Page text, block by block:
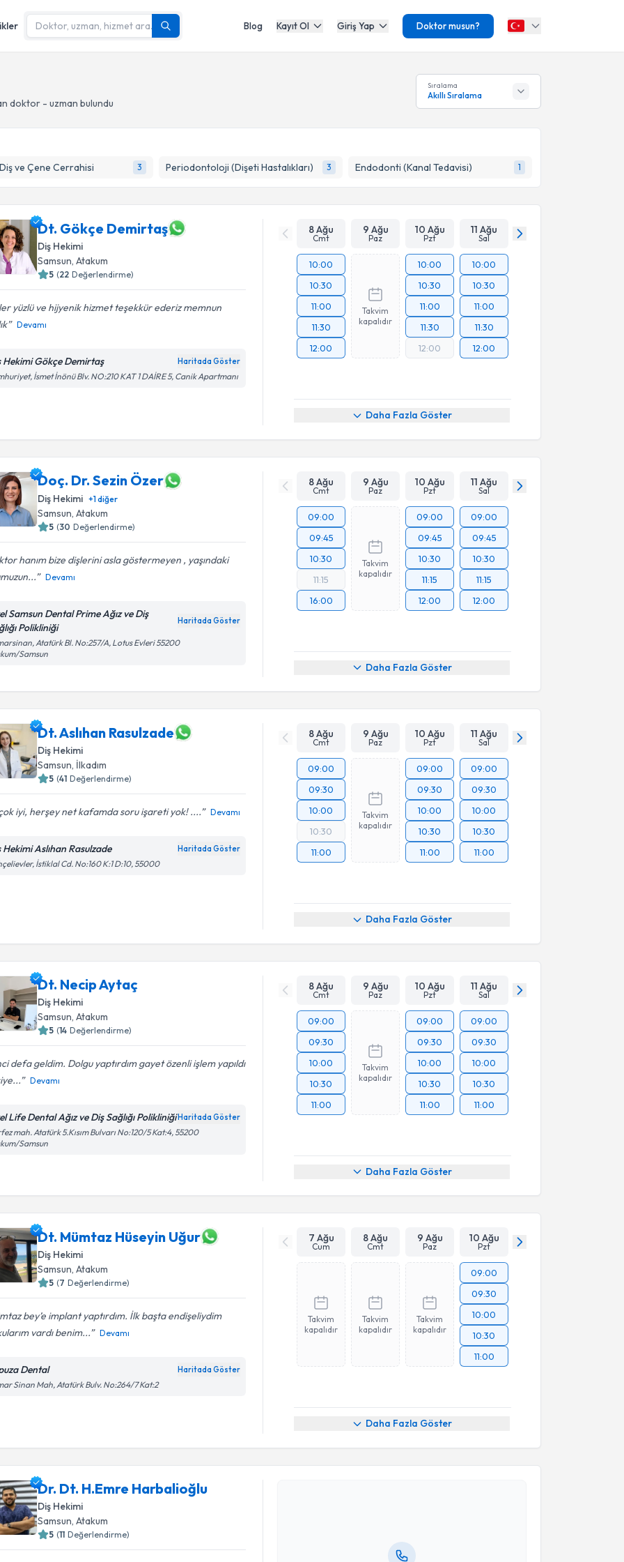
Blog Kayıt Ol Giriş Yap Doktor musun?
doktor - uzman bulundu
Sıralama
Akıllı Sıralama
Diş ve Çene Cerrahisi 3 Periodontoloji (Dişeti Hastalıkları) 3 Endodonti (Kanal Tedavisi) 1
Dt. Gökçe Demirtaş
Diş Hekimi
Samsun, Atakum
5 (22 Değerlendirme)
yüzlü ve hijyenik hizmet teşekkür ederiz memnun
Devamı
Hekimi Gökçe Demirtaş Haritada Göster
İsmet İnönü Blv. NO:210 KAT 1 DAİRE 5, Canik Apartmanı
8 Ağu
Cmt
9 Ağu
Paz
10 Ağu
Pzt
11 Ağu
Sal
10:00
10:30
11:00
11:30
12:00
Takvim
kapalıdır
10:00
10:30
11:00
11:30
12:00
10:00
10:30
11:00
11:30
12:00
Daha Fazla Göster
Doç. Dr. Sezin Özer
Diş Hekimi +1diğer
Samsun , Atakum
5 (30 Değerlendirme)
hanım bize dişlerini asla göstermeyen , yaşındaki
Devamı
Samsun Dental Prime Ağız ve Diş
Polikliniği
Haritada Göster
Atatürk Bl. No:257/A, Lotus Evleri 55200
Samsun
8 Ağu
Cmt
9 Ağu
Paz
10 Ağu
Pzt
11 Ağu
Sal
09:00
09:45
10:30
11:15
16:00
Takvim
kapalıdır
09:00
09:45
10:30
11:15
12:00
09:00
09:45
10:30
11:15
12:00
Daha Fazla Göster
Dt. Aslıhan Rasulzade
Diş Hekimi
Samsun, İlkadım
5 (41 Değerlendirme)
iyi, herşey net kafamda soru işareti yok! .... Devamı
Hekimi Aslıhan Rasulzade Haritada Göster
İstiklal Cd. No:160 K:1 D:10, 55000
8 Ağu
Cmt
9 Ağu
Paz
10 Ağu
Pzt
11 Ağu
Sal
09:00
09:30
10:00
10:30
11:00
Takvim
kapalıdır
09:00
09:30
10:00
10:30
11:00
09:00
09:30
10:00
10:30
11:00
Daha Fazla Göster
Dt. Necip Aytaç
Diş Hekimi
Samsun , Atakum
5 (14 Değerlendirme)
defa geldim. Dolgu yaptırdım gayet özenli işlem yapıldı
Devamı
Life Dental Ağız ve Diş Sağlığı PolikliniğiHaritada Göster
mah. Atatürk 5.Kısım Bulvarı No:120/5 Kat:4, 55200
Samsun
8 Ağu
Cmt
9 Ağu
Paz
10 Ağu
Pzt
11 Ağu
Sal
09:00
09:30
10:00
10:30
11:00
Takvim
kapalıdır
09:00
09:30
10:00
10:30
11:00
09:00
09:30
10:00
10:30
11:00
Daha Fazla Göster
Dt. Mümtaz Hüseyin Uğur
Diş Hekimi
Samsun, Atakum
5 (7 Değerlendirme)
bey’e implant yaptırdım. İlk başta endişeliydim
vardı benim...
Devamı
Dental Haritada Göster
Sinan Mah, Atatürk Bulv. No:264/7 Kat:2
7 Ağu
Cum
8 Ağu
Cmt
9 Ağu
Paz
10 Ağu
Pzt
Takvim
kapalıdır
Takvim
kapalıdır
Takvim
kapalıdır
09:00
09:30
10:00
10:30
11:00
Daha Fazla Göster
Dr. Dt. H.Emre Harbalioğlu
Diş Hekimi
Samsun , Atakum
5 (11 Değerlendirme)
Randevu Takvimi Talebi